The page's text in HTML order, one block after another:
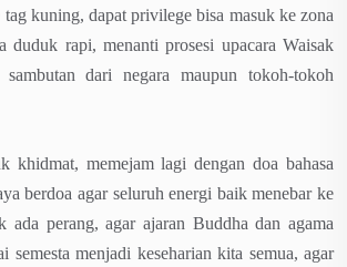
kuning, dapat privilege bisa masuk ke zona
duduk rapi, menanti prosesi upacara Waisak
dari negara maupun tokoh-tokoh
khidmat, memejam lagi dengan doa bahasa
berdoa agar seluruh energi baik menebar ke
ada perang, agar ajaran Buddha dan agama
semesta menjadi keseharian kita semua, agar